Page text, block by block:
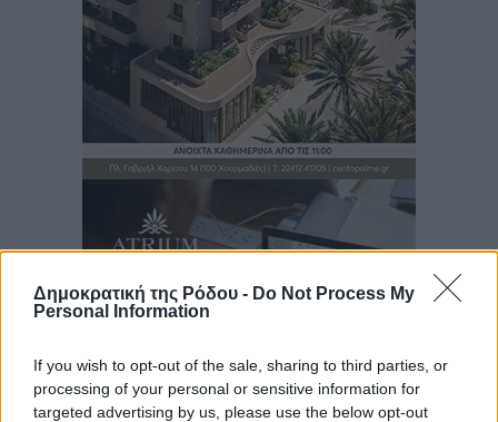
Δημοκρατική της Ρόδου - Do Not Process My
Personal Information
If you wish to opt-out of the sale, sharing to third parties, or
processing of your personal or sensitive information for
targeted advertising by us, please use the below opt-out